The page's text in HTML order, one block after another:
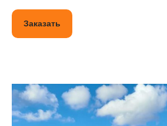
Заказать